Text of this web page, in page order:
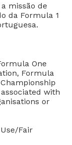
missão de
da Formula 1
One
Formula
with
or
Fair